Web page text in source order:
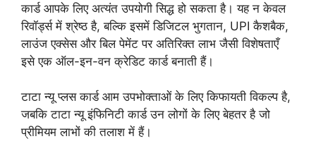
कार्ड आपके लिए अत्यंत उपयोगी सिद्ध हो सकता है। यह न केवल
रिवॉर्ड्स में श्रेष्ठ है, बल्कि इसमें डिजिटल भुगतान, UPI कैशबैक,
लाउंज एक्सेस और बिल पेमेंट पर अतिरिक्त लाभ जैसी विशेषताएँ
इसे एक ऑल-इन-वन क्रेडिट कार्ड बनाती हैं।
टाटा न्यू प्लस कार्ड आम उपभोक्ताओं के लिए किफायती विकल्प है,
जबकि टाटा न्यू इंफिनिटी कार्ड उन लोगों के लिए बेहतर है जो
प्रीमियम लाभों की तलाश में हैं।